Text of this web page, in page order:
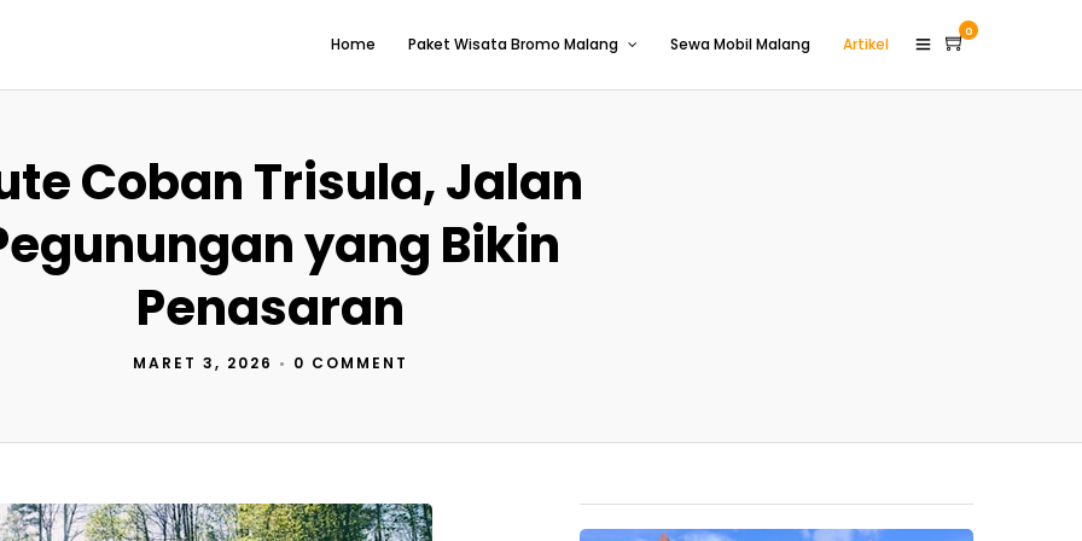
Home Paket Wisata Bromo Malang Sewa Mobil Malang Artikel
0
Coban Trisula, Jalan
yang Bikin
Penasaran
MARET 3, 2026 • 0 COMMENT